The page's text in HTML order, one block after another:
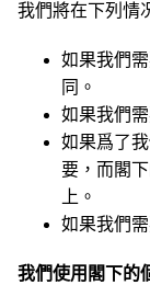
我們將在下列情
如果我們
同。
如果我們
如果爲了
要，而閣
上。
如果我們
我們使用閣下的